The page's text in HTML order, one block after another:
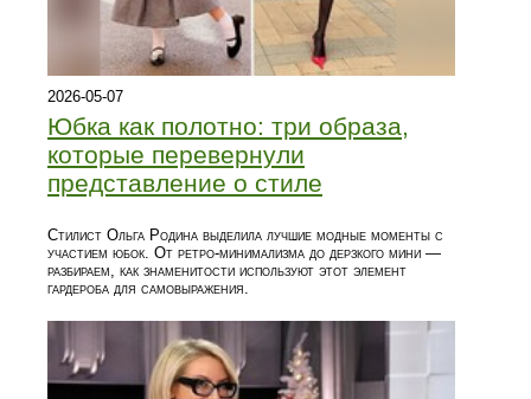
2026-05-07
Юбка как полотно: три образа,
которые перевернули
представление о стиле
Стилист Ольга Родина выделила лучшие модные моменты с
участием юбок. От ретро-минимализма до дерзкого мини —
разбираем, как знаменитости используют этот элемент
гардероба для самовыражения.